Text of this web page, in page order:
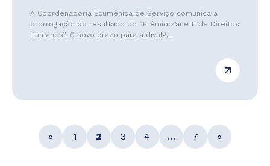
A Coordenadoria Ecumênica de Serviço comunica a
prorrogação do resultado do “Prêmio Zanetti de Direitos
Humanos”. O novo prazo para a divulg...
« 1 2 3 4 … 7 »